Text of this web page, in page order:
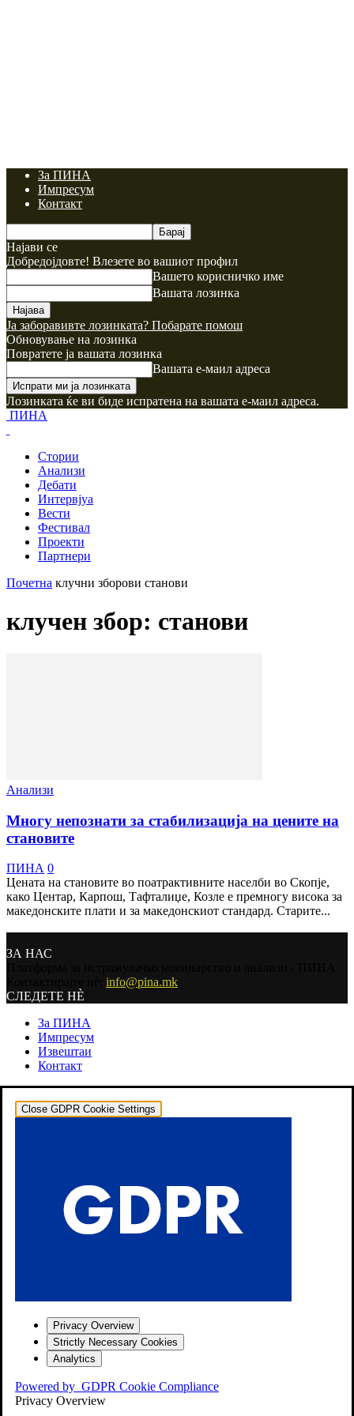
За ПИНА
Импресум
Контакт
Најави се
Добредојдовте! Влезете во вашиот профил
Вашето корисничко име
Вашата лозинка
Ја заборавивте лозинката? Побарате помош
Обновување на лозинка
Повратете ја вашата лозинка
Вашата е-маил адреса
Лозинката ќе ви биде испратена на вашата е-маил адреса.
ПИНА
Стории
Анализи
Дебати
Интервјуа
Вести
Фестивал
Проекти
Партнери
Почетна клучни зборови станови
клучен збор: станови
Анализи
Многу непознати за стабилизација на цените на
становите
ПИНА 0
Цената на становите во поатрактивните населби во Скопје,
како Центар, Карпош, Тафталиџе, Козле е премногу висока за
македонските плати и за македонскиот стандард. Старите...
ЗА НАС
info@pina.mk
СЛЕДЕТЕ НЀ
За ПИНА
Импресум
Извештаи
Контакт
Close GDPR Cookie Settings
Privacy Overview
Strictly Necessary Cookies
Analytics
Powered by GDPR Cookie Compliance
Privacy Overview